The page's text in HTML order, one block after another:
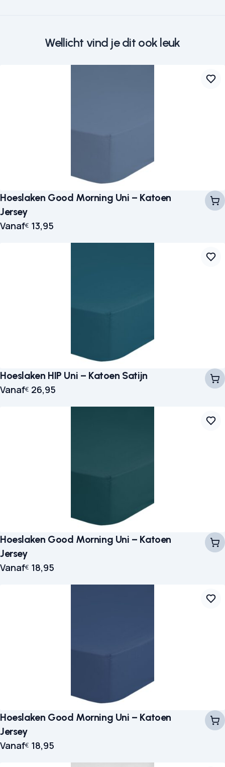
Wellicht vind je dit ook leuk
Hoeslaken Good Morning Uni – Katoen
Jersey
Vanaf€ 13,95
Hoeslaken HIP Uni – Katoen Satijn
Vanaf€ 26,95
Hoeslaken Good Morning Uni – Katoen
Jersey
Vanaf€ 18,95
Hoeslaken Good Morning Uni – Katoen
Jersey
Vanaf€ 18,95